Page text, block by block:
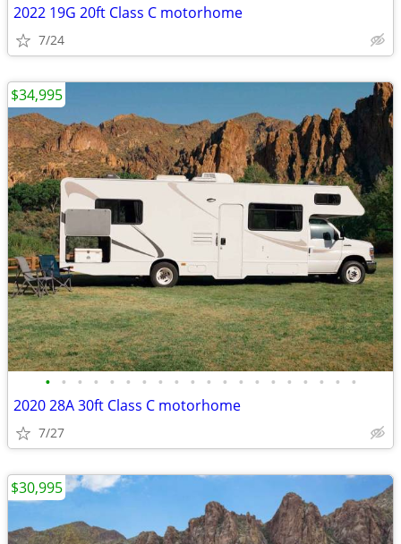
2022 19G 20ft Class C motorhome
7/24
• • • • • • • • • • • • • • • • • • • •
2020 28A 30ft Class C motorhome
7/27
$34,995
$30,995